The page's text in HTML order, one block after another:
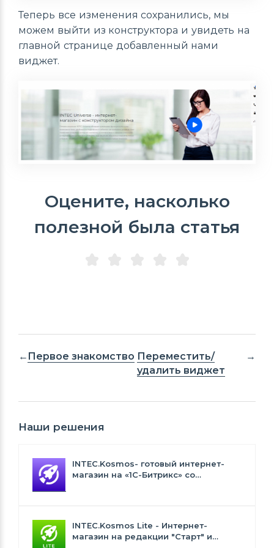
Теперь все изменения сохранились, мы
можем выйти из конструктора и увидеть на
главной странице добавленный нами
виджет.
Оцените, насколько
полезной была статья
Первое знакомство Переместить/
удалить виджет
Наши решения
INTEC.Kosmos- готовый интернет-
магазин на «1С-Битрикс» со
INTEC.Kosmos Lite - Интернет-
магазин на редакции "Старт" и